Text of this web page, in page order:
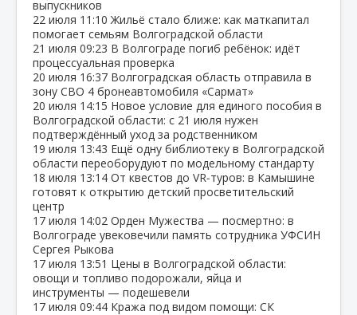
выпускников
22 июля 11:10 Жильё стало ближе: как маткапитал
помогает семьям Волгоградской области
21 июля 09:23 В Волгограде погиб ребёнок: идёт
процессуальная проверка
20 июля 16:37 Волгоградская область отправила в
зону СВО 4 бронеавтомобиля «Сармат»
20 июля 14:15 Новое условие для единого пособия в
Волгоградской области: с 21 июля нужен
подтверждённый уход за родственником
19 июля 13:43 Ещё одну библиотеку в Волгоградской
области переоборудуют по модельному стандарту
18 июля 13:14 От квестов до VR‑туров: в Камышине
готовят к открытию детский просветительский
центр
17 июля 14:02 Орден Мужества — посмертно: в
Волгограде увековечили память сотрудника УФСИН
Сергея Рыкова
17 июля 13:51 Цены в Волгоградской области:
овощи и топливо подорожали, яйца и
инструменты — подешевели
17 июля 09:44 Кража под видом помощи: СК